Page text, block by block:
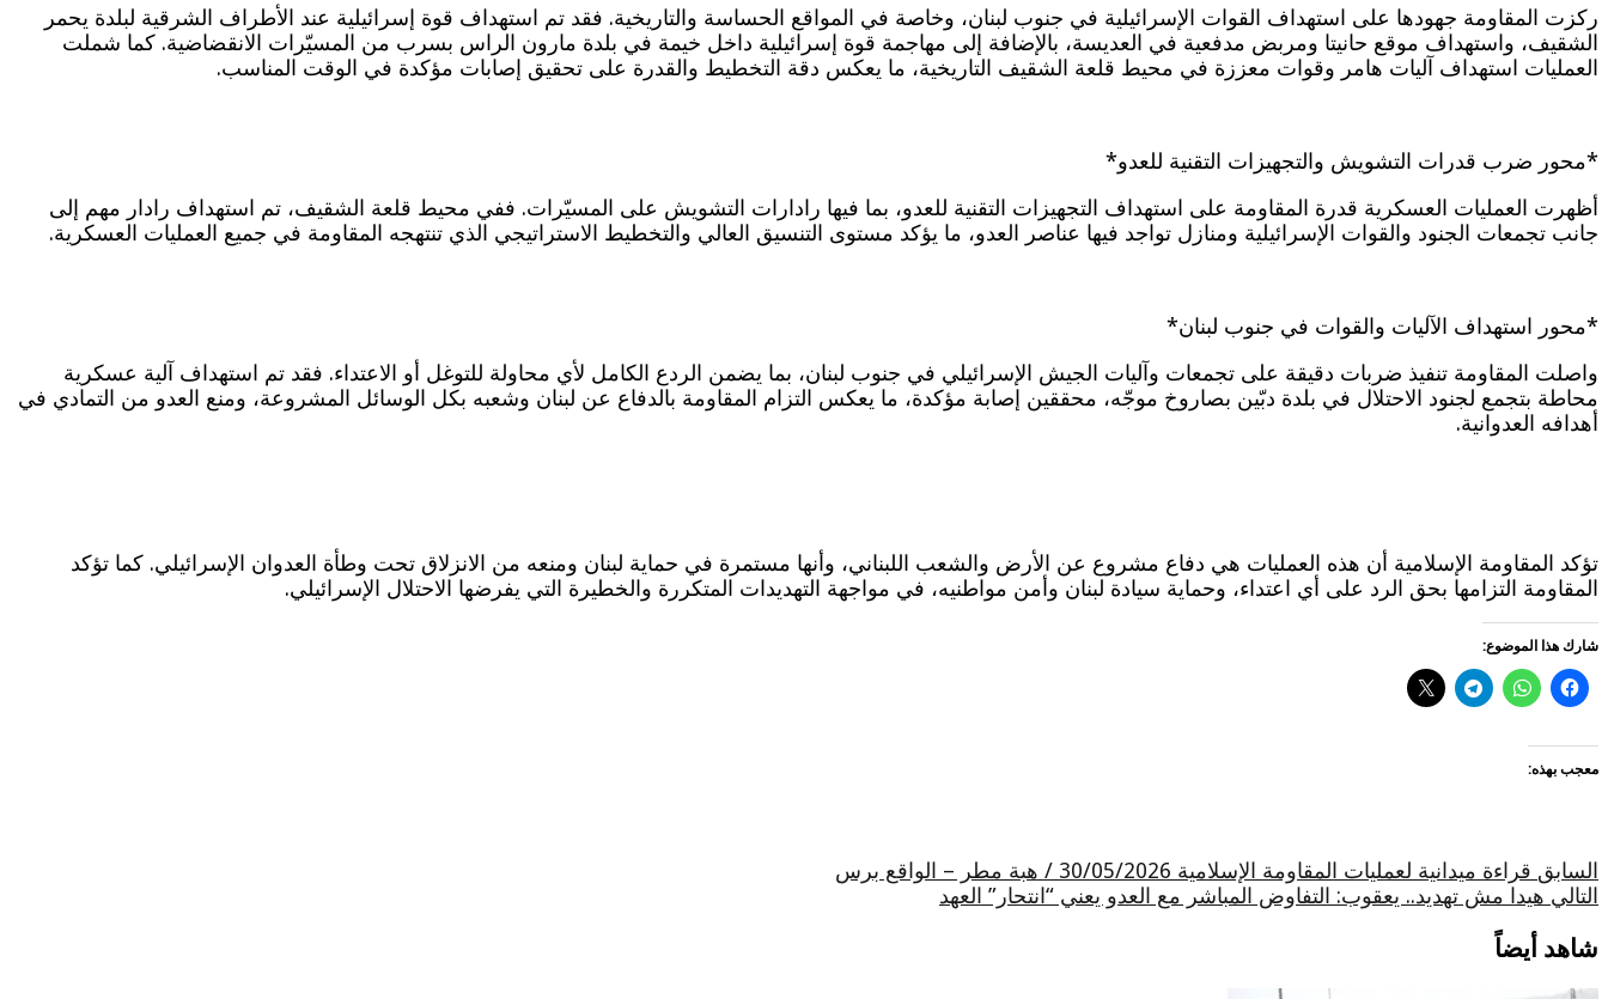
ركزت المقاومة جهودها على استهداف القوات الإسرائيلية في جنوب لبنان، وخاصة في المواقع الحساسة والتاريخية. فقد تم استهداف قوة إسرائيلية عند الأطراف الشرقية لبلدة يحمر
الشقيف، واستهداف موقع حانيتا ومربض مدفعية في العديسة، بالإضافة إلى مهاجمة قوة إسرائيلية داخل خيمة في بلدة مارون الراس بسرب من المسيّرات الانقضاضية. كما شملت
العمليات استهداف آليات هامر وقوات معززة في محيط قلعة الشقيف التاريخية، ما يعكس دقة التخطيط والقدرة على تحقيق إصابات مؤكدة في الوقت المناسب.
*محور ضرب قدرات التشويش والتجهيزات التقنية للعدو*
أظهرت العمليات العسكرية قدرة المقاومة على استهداف التجهيزات التقنية للعدو، بما فيها رادارات التشويش على المسيّرات. ففي محيط قلعة الشقيف، تم استهداف رادار مهم إلى
جانب تجمعات الجنود والقوات الإسرائيلية ومنازل تواجد فيها عناصر العدو، ما يؤكد مستوى التنسيق العالي والتخطيط الاستراتيجي الذي تنتهجه المقاومة في جميع العمليات العسكرية.
*محور استهداف الآليات والقوات في جنوب لبنان*
واصلت المقاومة تنفيذ ضربات دقيقة على تجمعات وآليات الجيش الإسرائيلي في جنوب لبنان، بما يضمن الردع الكامل لأي محاولة للتوغل أو الاعتداء. فقد تم استهداف آلية عسكرية
محاطة بتجمع لجنود الاحتلال في بلدة دبّين بصاروخ موجّه، محققين إصابة مؤكدة، ما يعكس التزام المقاومة بالدفاع عن لبنان وشعبه بكل الوسائل المشروعة، ومنع العدو من التمادي في
أهدافه العدوانية.
تؤكد المقاومة الإسلامية أن هذه العمليات هي دفاع مشروع عن الأرض والشعب اللبناني، وأنها مستمرة في حماية لبنان ومنعه من الانزلاق تحت وطأة العدوان الإسرائيلي. كما تؤكد
المقاومة التزامها بحق الرد على أي اعتداء، وحماية سيادة لبنان وأمن مواطنيه، في مواجهة التهديدات المتكررة والخطيرة التي يفرضها الاحتلال الإسرائيلي.
شارك هذا الموضوع:
معجب بهذه:
السابق قراءة ميدانية لعمليات المقاومة الإسلامية 30/05/2026 / هبة مطر – الواقع برس
التالي هيدا مش تهديد.. يعقوب: التفاوض المباشر مع العدو يعني “انتحار” العهد
شاهد أيضاً